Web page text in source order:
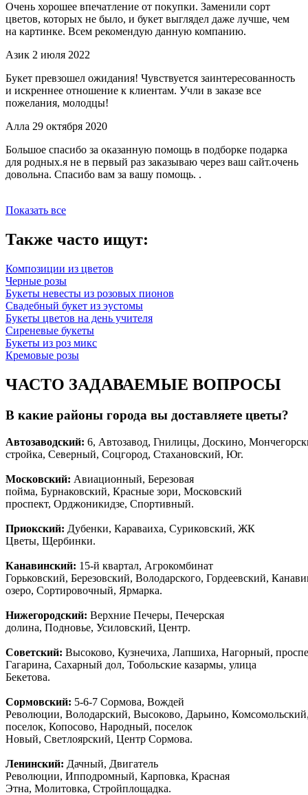
Очень хорошее впечатление от покупки. Заменили сорт
цветов, которых не было, и букет выглядел даже лучше, чем
на картинке. Всем рекомендую данную компанию.
Азик 2 июля 2022
Букет превзошел ожидания! Чувствуется заинтересованность
и искреннее отношение к клиентам. Учли в заказе все
пожелания, молодцы!
Алла 29 октября 2020
Большое спасибо за оказанную помощь в подборке подарка
для родных.я не в первый раз заказываю через ваш сайт.очень
довольна. Спасибо вам за вашу помощь. .
Показать все
Также часто ищут:
Композиции из цветов
Черные розы
Букеты невесты из розовых пионов
Свадебный букет из эустомы
Букеты цветов на день учителя
Сиреневые букеты
Букеты из роз микс
Кремовые розы
ЧАСТО ЗАДАВАЕМЫЕ ВОПРОСЫ
В какие районы города вы доставляете цветы?
Автозаводский: 6, Автозавод, Гнилицы, Доскино,
стройка, Северный, Соцгород, Стахановский, Юг.
Московский: Авиационный, Березовая
пойма, Бурнаковский, Красные зори, Московский
проспект, Орджоникидзе, Спортивный.
Приокский: Дубенки, Караваиха, Суриковский, ЖК
Цветы, Щербинки.
Канавинский: 15-й квартал, Агрокомбинат
Горьковский, Березовский, Володарского, Гордеевский,
озеро, Сортировочный, Ярмарка.
Нижегородский: Верхние Печеры, Печерская
долина, Подновье, Усиловский, Центр.
Советский: Высоково, Кузнечиха, Лапшиха, Нагорный,
Гагарина, Сахарный дол, Тобольские казармы, улица
Бекетова.
Сормовский: 5-6-7 Сормова, Вождей
Революции, Володарский, Высоково, Дарьино,
поселок, Копосово, Народный, поселок
Новый, Светлоярский, Центр Сормова.
Ленинский: Дачный, Двигатель
Революции, Ипподромный, Карповка, Красная
Этна, Молитовка, Стройплощадка.